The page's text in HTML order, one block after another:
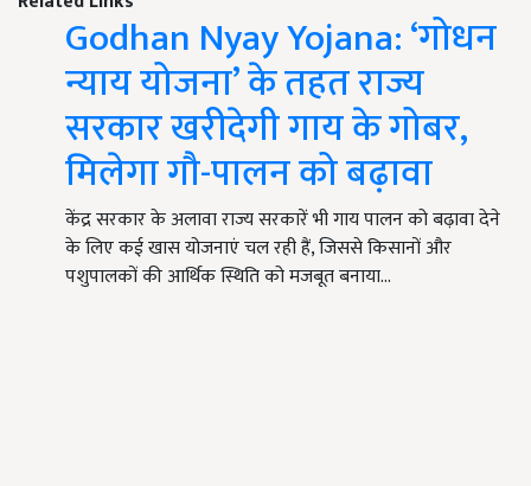
Godhan Nyay Yojana: ‘गोधन
न्याय योजना’ के तहत राज्य
सरकार खरीदेगी गाय के गोबर,
मिलेगा गौ-पालन को बढ़ावा
केंद्र सरकार के अलावा राज्य सरकारें भी गाय पालन को बढ़ावा देने
के लिए कई खास योजनाएं चल रही हैं, जिससे किसानों और
पशुपालकों की आर्थिक स्थिति को मजबूत बनाया…